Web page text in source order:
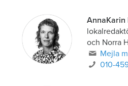
AnnaKarin
och Norra
Mejla
010-